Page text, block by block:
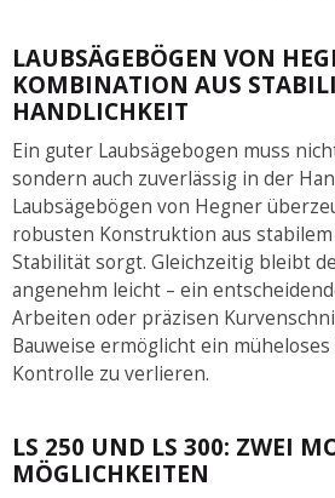
LAUBSÄGEBÖGEN VON
KOMBINATION AUS
HANDLICHKEIT
Ein guter Laubsägebogen muss
sondern auch zuverlässig in der
Laubsägebögen von Hegner
robusten Konstruktion aus
Stabilität sorgt. Gleichzeitig bleibt
angenehm leicht – ein
Arbeiten oder präzisen
Bauweise ermöglicht ein
Kontrolle zu verlieren.
LS 250 UND LS 300: ZWEI
MÖGLICHKEITEN